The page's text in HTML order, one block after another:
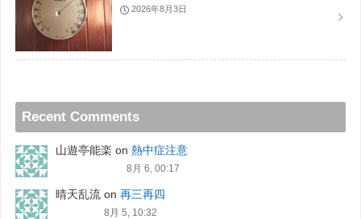
2026年8月3日
Recent Comments
山遊亭能楽 on 熱中症注意
8月 6, 00:17
晴天乱流on 再三再四
8月 5, 10:32